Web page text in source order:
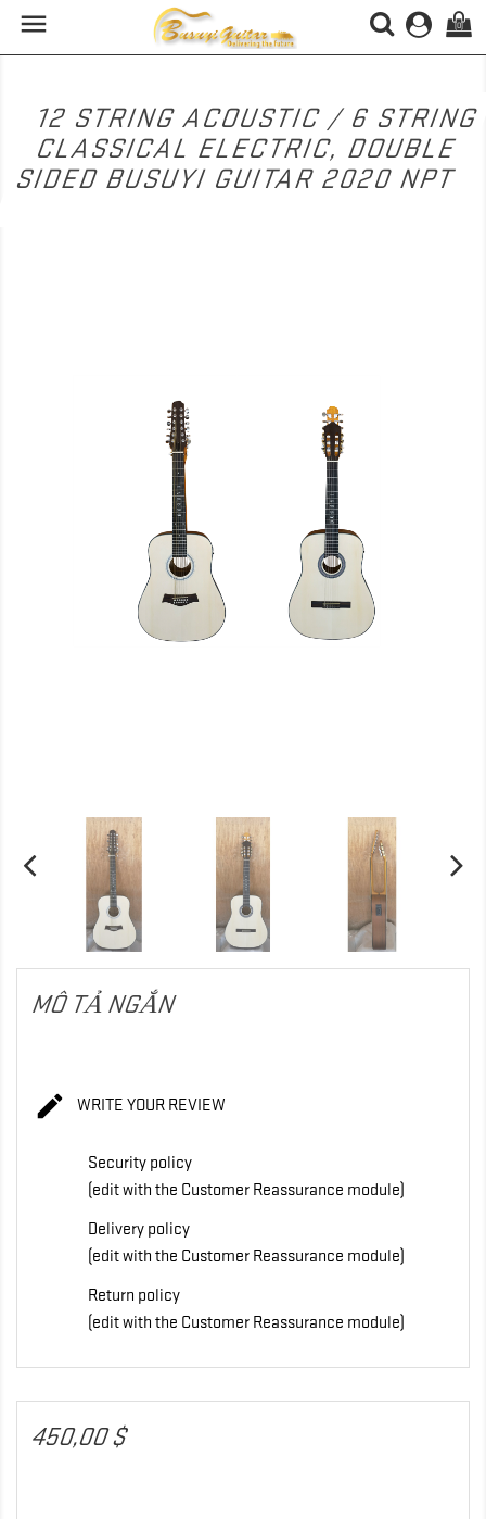
 (0)
12 STRING ACOUSTIC / 6 STRING
CLASSICAL ELECTRIC, DOUBLE
SIDED BUSUYI GUITAR 2020 NPT
MÔ TẢ NGẮN
 WRITE YOUR REVIEW
Security policy
(edit with the Customer Reassurance module)
Delivery policy
(edit with the Customer Reassurance module)
Return policy
(edit with the Customer Reassurance module)
450,00 $